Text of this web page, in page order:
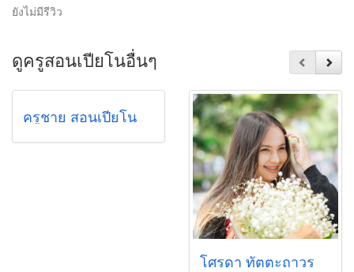
ยังไม่มีรีวิว
ดูครูสอนเปียโนอื่นๆ
ครูชาย สอนเปียโน
โศรดา ทัตตะถาวร